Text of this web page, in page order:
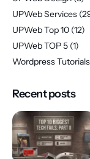
UPWeb Services
UPWeb Top 10 (12)
UPWeb TOP 5 (1)
Wordpress Tutorials
Recent posts